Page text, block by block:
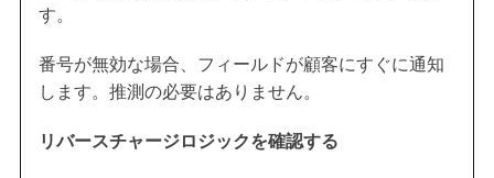
す。
番号が無効な場合、フィールドが顧客にすぐに通知
します。推測の必要はありません。
リバースチャージロジックを確認する